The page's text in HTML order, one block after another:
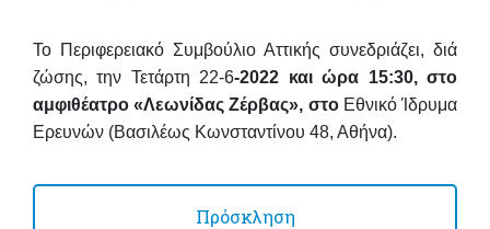
Το Περιφερειακό Συμβούλιο Αττικής συνεδριάζει, διά
ζώσης, την Τετάρτη 22-6-2022 και ώρα 15:30, στο
αμφιθέατρο «Λεωνίδας Ζέρβας», στο Εθνικό Ίδρυμα
Ερευνών (Βασιλέως Κωνσταντίνου 48, Αθήνα).
Πρόσκληση